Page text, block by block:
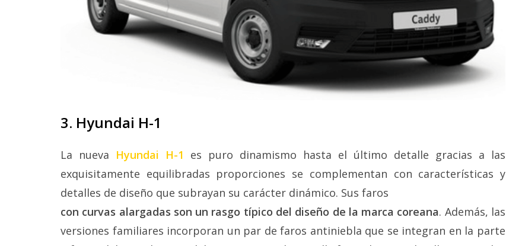
3. Hyundai H-1
La nueva Hyundai H-1 es puro dinamismo hasta el último detalle gracias a las
exquisitamente equilibradas proporciones se complementan con características y
detalles de diseño que subrayan su carácter dinámico. Sus faros
con curvas alargadas son un rasgo típico del diseño de la marca coreana. Además, las
versiones familiares incorporan un par de faros antiniebla que se integran en la parte